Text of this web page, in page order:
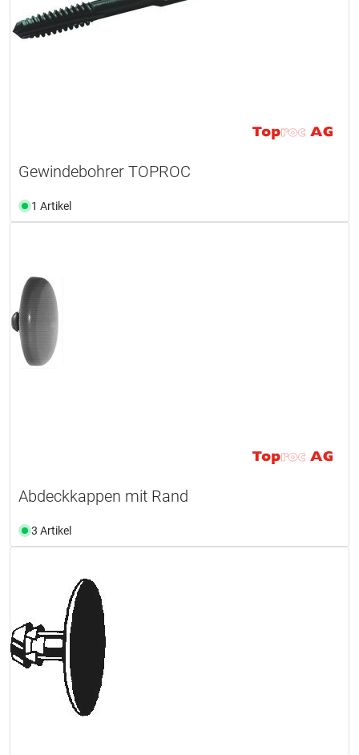
Gewindebohrer TOPROC
1 Artikel
Abdeckkappen mit Rand
3 Artikel